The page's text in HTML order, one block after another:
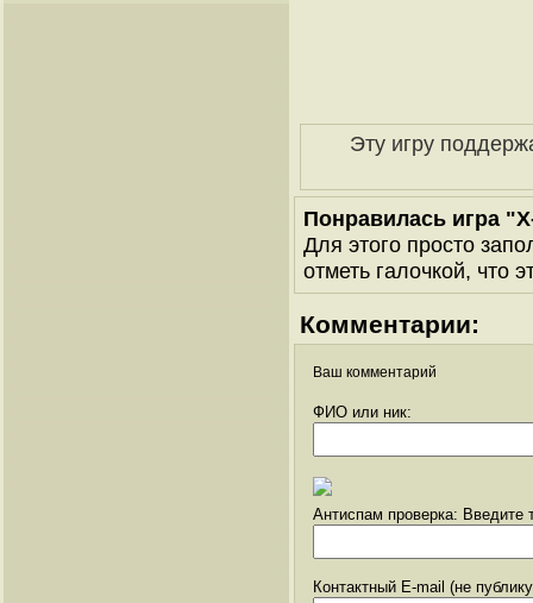
Эту игру
Понравилась игра
Для этого просто
отметь галочкой, что
Комментарии:
Ваш комментарий
ФИО или ник:
Антиспам проверка: Введите
Контактный E-mail (не